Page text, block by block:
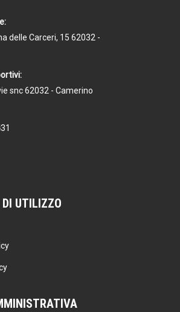
delle Carceri, 15 62032 -
snc 62032 - Camerino
UTILIZZO